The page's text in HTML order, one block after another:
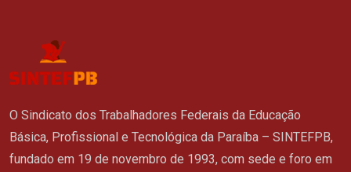
O Sindicato dos Trabalhadores Federais da Educação
Básica, Profissional e Tecnológica da Paraíba – SINTEFPB,
fundado em 19 de novembro de 1993, com sede e foro em